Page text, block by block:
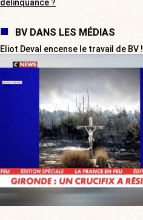
délinquance ?
BV DANS LES MÉDIAS
Eliot Deval encense le travail de BV !